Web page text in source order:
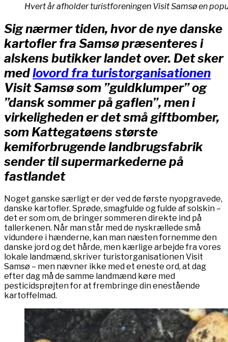
Hvert år afholder turistforeningen Visit Samsø en
Sig nærmer tiden, hvor de nye danske
kartofler fra Samsø præsenteres i
alskens butikker landet over. Det sker
medlovord fra turistorganisationen
Visit Samsø som ”guldklumper” og
”dansk sommer på gaflen”, men i
virkeligheden er det små giftbomber,
som Kattegatøens største
kemiforbrugende landbrugsfabrik
sender til supermarkederne på
fastlandet
Noget ganske særligt er der ved de første nyopgravede,
danske kartofler. Sprøde, smagfulde og fulde af solskin –
det er som om, de bringer sommeren direkte ind på
tallerkenen. Når man står med de nyskrællede små
vidundere i hænderne, kan man næsten fornemme den
danske jord og det hårde, men kærlige arbejde fra vores
lokale landmænd, skriver turistorganisationen Visit
Samsø – men nævner ikke med et eneste ord, at dag
efter dag må de samme landmænd køre med
pesticidsprøjten for at frembringe din enestående
kartoffelmad.